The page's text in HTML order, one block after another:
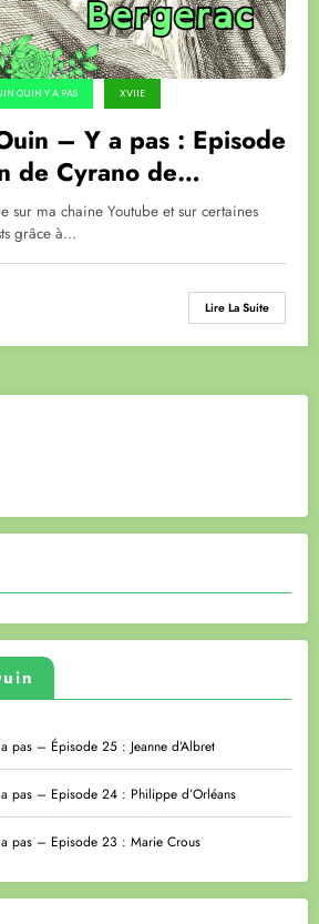
OUIN Y A PAS XVIIE
– Y a pas : Episode
de Cyrano de
sur ma chaine Youtube et sur certaines
grâce à…
Lire La Suite
pas – Épisode 25 : Jeanne d’Albret
pas – Episode 24 : Philippe d’Orléans
pas – Episode 23 : Marie Crous